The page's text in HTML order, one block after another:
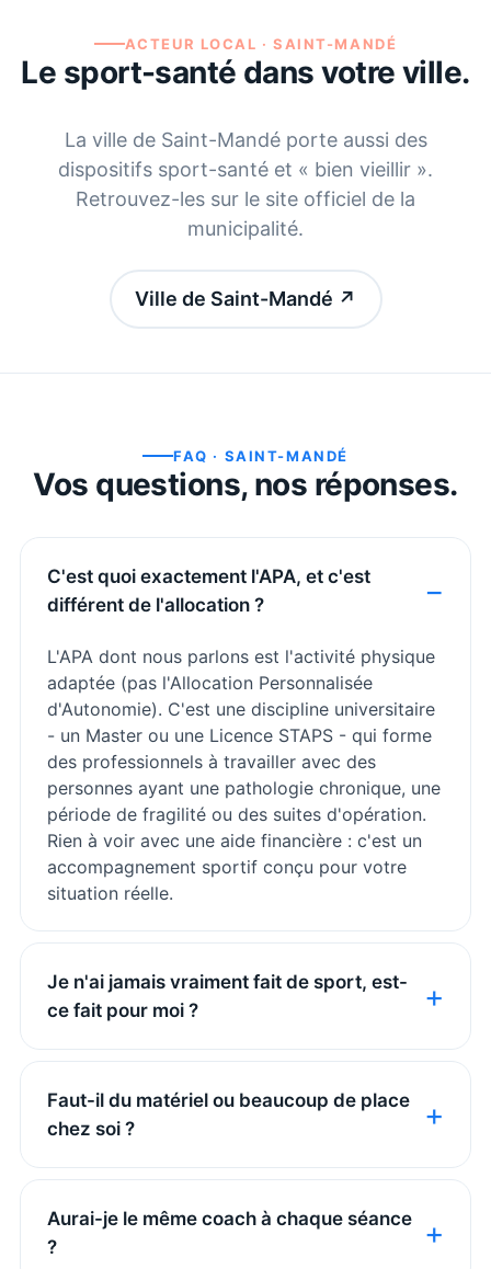
ACTEUR LOCAL ·SAINT-MANDÉ
Le sport-santé dans votre ville.
La ville de Saint-Mandéporte aussi des
dispositifs sport-santé et « bien vieillir ».
Retrouvez-les sur le site officiel de la
municipalité.
Ville de Saint-Mandé ↗
FAQ · SAINT-MANDÉ
Vos questions, nos réponses.
C'est quoi exactement l'APA, et c'est
différent de l'allocation ?
L'APA dont nous parlons est l'activité physique
adaptée (pas l'Allocation Personnalisée
d'Autonomie). C'est une discipline universitaire
- un Master ou une Licence STAPS - qui forme
des professionnels à travailler avec des
personnes ayant une pathologie chronique, une
période de fragilité ou des suites d'opération.
Rien à voir avec une aide financière : c'est un
accompagnement sportif conçu pour votre
situation réelle.
Je n'ai jamais vraiment fait de sport, est-
ce fait pour moi ?
Faut-il du matériel ou beaucoup de place
chez soi ?
Aurai-je le même coach à chaque séance
?